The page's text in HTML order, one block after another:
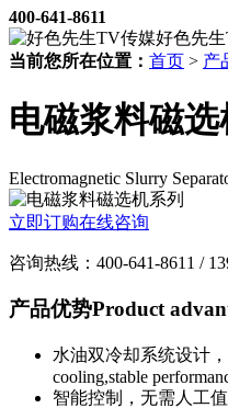
400-641-8611
当前您所在位置： 首页 > 产
电磁浆料磁选
Electromagnetic Slurry
立即订购在线咨询
咨询热线：400-641-8611 /
产品优势Product
水油双冷却系统设计
cooling,stable
智能控制，无需人工